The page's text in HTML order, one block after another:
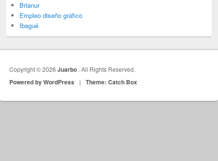
Brianur
Empleo diseño gráfico
Ibagué
Copyright © 2026Juarbo . All Rights Reserved.
Powered by WordPress | Theme: Catch Box